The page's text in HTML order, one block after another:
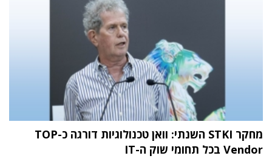
מחקר STKI השנתי: וואן טכנולוגיות דורגה כ-TOP
Vendor בכל תחומי שוק ה-IT